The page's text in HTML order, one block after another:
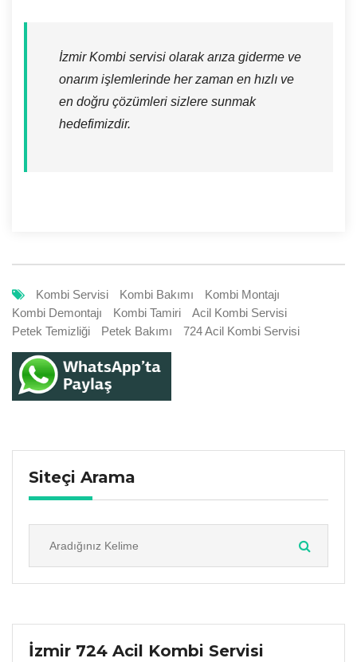
İzmir Kombi servisi olarak arıza giderme ve
onarım işlemlerinde her zaman en hızlı ve
en doğru çözümleri sizlere sunmak
hedefimizdir.
Kombi Servisi Kombi Bakımı
Kombi Montajı
Kombi Demontajı
Kombi Tamiri
Acil Kombi Servisi
Petek Temizliği
Petek Bakımı 724 Acil Kombi Servisi
Siteçi Arama
İzmir 724 Acil Kombi Servisi